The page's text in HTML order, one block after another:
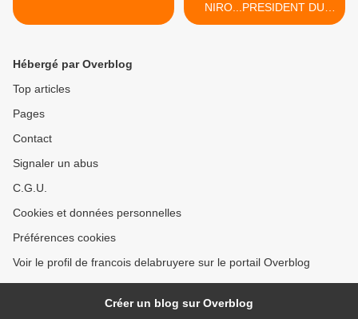
NIRO...PRESIDENT DU
FESTIVAL DE CANNES >
Hébergé par Overblog
Top articles
Pages
Contact
Signaler un abus
C.G.U.
Cookies et données personnelles
Préférences cookies
Voir le profil de francois delabruyere sur le portail Overblog
Créer un blog sur Overblog